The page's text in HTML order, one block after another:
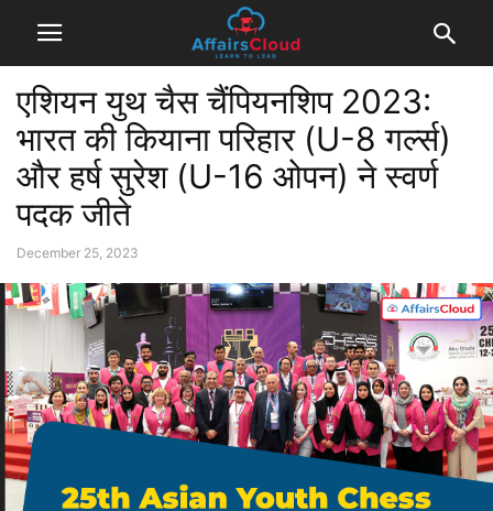
एशियन युथ चैस चैंपियनशिप 2023:
भारत की कियाना परिहार (U-8 गर्ल्स)
और हर्ष सुरेश (U-16 ओपन) ने स्वर्ण
पदक जीते
December 25, 2023